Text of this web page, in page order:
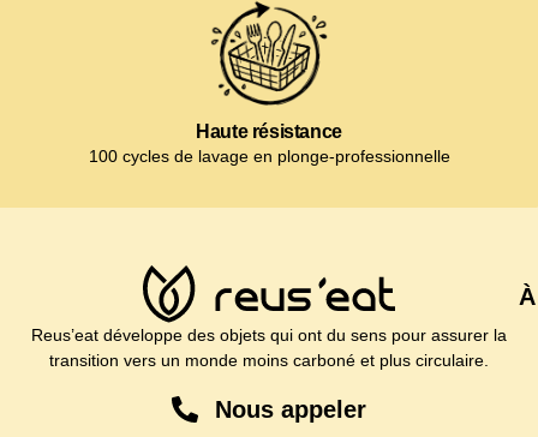
Haute résistance
100 cycles de lavage en plonge-professionnelle
Reus’eat développe des objets qui ont du sens pour assurer la
transition vers un monde moins carboné et plus circulaire.
Nous appeler